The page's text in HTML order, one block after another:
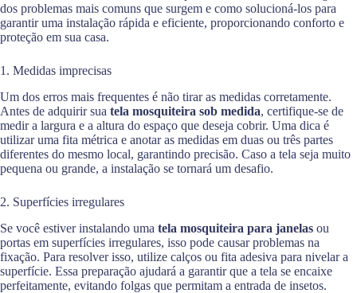
dos problemas mais comuns que surgem e como solucioná-los para
garantir uma instalação rápida e eficiente, proporcionando conforto e
proteção em sua casa.
1. Medidas imprecisas
Um dos erros mais frequentes é não tirar as medidas corretamente.
Antes de adquirir sua tela mosquiteira sob medida, certifique-se de
medir a largura e a altura do espaço que deseja cobrir. Uma dica é
utilizar uma fita métrica e anotar as medidas em duas ou três partes
diferentes do mesmo local, garantindo precisão. Caso a tela seja muito
pequena ou grande, a instalação se tornará um desafio.
2. Superfícies irregulares
Se você estiver instalando uma tela mosquiteira para janelas ou
portas em superfícies irregulares, isso pode causar problemas na
fixação. Para resolver isso, utilize calços ou fita adesiva para nivelar a
superfície. Essa preparação ajudará a garantir que a tela se encaixe
perfeitamente, evitando folgas que permitam a entrada de insetos.